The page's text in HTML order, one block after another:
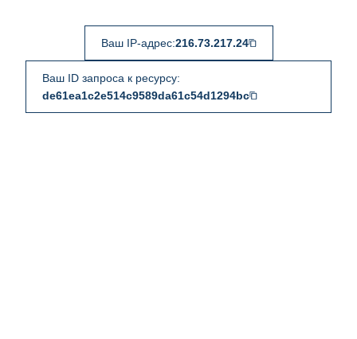
Ваш IP-адрес:216.73.217.24
Ваш ID запроса к ресурсу:
de61ea1c2e514c9589da61c54d1294bc